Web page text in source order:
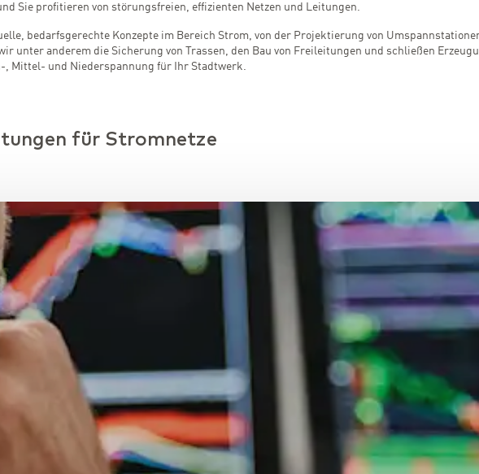
Sie profitieren von störungsfreien, effizienten Netzen und Leitungen.
bedarfsgerechte Konzepte im Bereich Strom, von der Projektierung von
unter anderem die Sicherung von Trassen, den Bau von Freileitungen und schließen
Mittel- und Niederspannung für Ihr Stadtwerk.
für Stromnetze